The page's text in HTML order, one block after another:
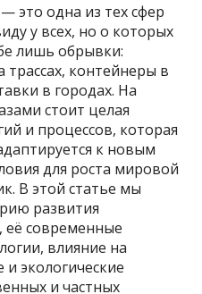
это одна из тех сфер
у всех, но о которых
лишь обрывки:
трассах, контейнеры в
в городах. На
стоит целая
и процессов, которая
к новым
для роста мировой
В этой статье мы
развития
её современные
влияние на
экологические
и частных